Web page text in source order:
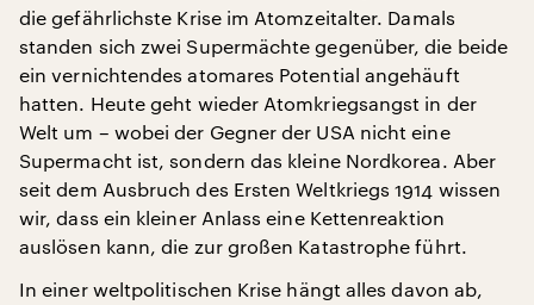
die gefährlichste Krise im Atomzeitalter. Damals
standen sich zwei Supermächte gegenüber, die beide
ein vernichtendes atomares Potential angehäuft
hatten. Heute geht wieder Atomkriegsangst in der
Welt um – wobei der Gegner der USA nicht eine
Supermacht ist, sondern das kleine Nordkorea. Aber
seit dem Ausbruch des Ersten Weltkriegs 1914 wissen
wir, dass ein kleiner Anlass eine Kettenreaktion
auslösen kann, die zur großen Katastrophe führt.
In einer weltpolitischen Krise hängt alles davon ab,